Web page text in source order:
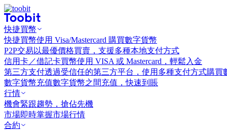
快捷買幣
快捷買幣使用 Visa/Mastercard 購買數字貨幣
P2P交易 以最優價格買賣，支援多種本地支付方式
信用卡／借記卡買幣使用 VISA 或 Mastercard，輕鬆入金
第三方支付透過受信任的第三方平台，使用多種支付方式購買
數字貨幣充值數字貨幣之間充值，快速到賬
行情
機會緊跟趨勢，搶佔先機
市場即時掌握市場行情
合約